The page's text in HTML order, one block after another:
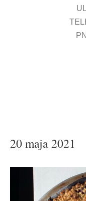
20 maja 2021